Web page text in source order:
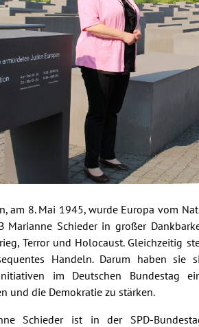
am 8. Mai 1945, wurde Europa vom
Marianne Schieder in großer
Terror und Holocaust. Gleichzeitig
Handeln. Darum haben sie
im Deutschen Bundestag
und die Demokratie zu stärken.
Schieder ist in der SPD-